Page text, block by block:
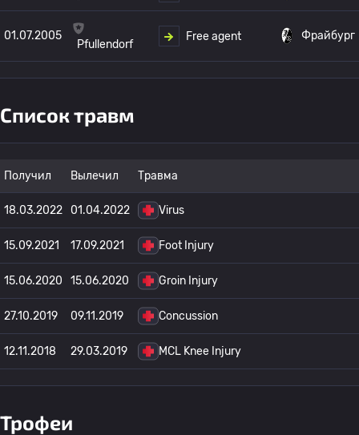
01.07.2005
Pfullendorf
Free agent Фрайбург
Список травм
Получил Вылечил Травма
18.03.2022 01.04.2022 Virus
15.09.2021 17.09.2021 Foot Injury
15.06.2020 15.06.2020 Groin Injury
27.10.2019 09.11.2019 Concussion
12.11.2018 29.03.2019 MCL Knee Injury
Трофеи